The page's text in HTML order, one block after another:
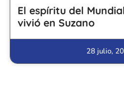
El espíritu del
vivió en Suzano
28 julio,